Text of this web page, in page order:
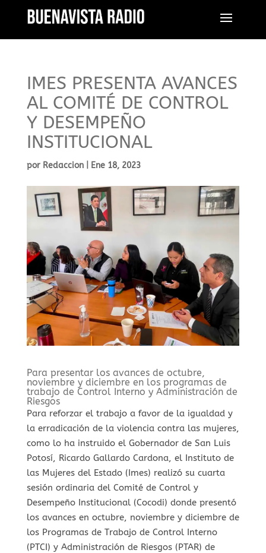
IMES PRESENTA AVANCES
AL COMITÉ DE CONTROL
Y DESEMPEÑO
INSTITUCIONAL
por Redaccion| Ene 18, 2023
Para presentar los avances de octubre,
noviembre y diciembre en los programas de
trabajo de Control Interno y Administración de
Riesgos
Para reforzar el trabajo a favor de la igualdad y
la erradicación de la violencia contra las mujeres,
como lo ha instruido el Gobernador de San Luis
Potosí, Ricardo Gallardo Cardona, el Instituto de
las Mujeres del Estado (Imes) realizó su cuarta
sesión ordinaria del Comité de Control y
Desempeño Institucional (Cocodi) donde presentó
los avances en octubre, noviembre y diciembre de
los Programas de Trabajo de Control Interno
(PTCI) y Administración de Riesgos (PTAR) de